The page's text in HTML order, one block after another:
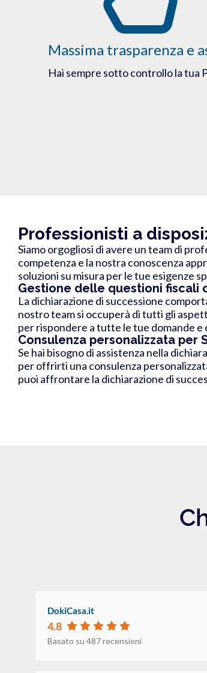
Massima trasparenza e
Hai sempre sotto controllo la tua
Professionisti a
Siamo orgogliosi di avere un team di
competenza e la nostra conoscenza
soluzioni su misura per le tue esigenze
Gestione delle questioni fiscali
La dichiarazione di successione
nostro team si occuperà di tutti gli
per rispondere a tutte le tue domande
Consulenza personalizzata per
Se hai bisogno di assistenza nella
per offrirti una consulenza
puoi affrontare la dichiarazione di
DokiCasa.it
4.8
Basato su 487 recensioni